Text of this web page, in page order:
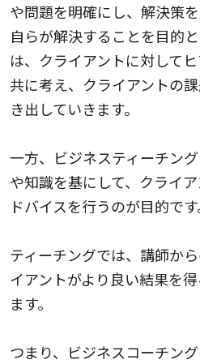
や問題を明確にし、解決策
自らが解決することを目的
は、クライアントに対して
共に考え、クライアントの
き出していきます。
一方、ビジネスティーチン
や知識を基にして、クライ
ドバイスを行うのが目的です
ティーチングでは、講師か
イアントがより良い結果を
ます。
つまり、ビジネスコーチン